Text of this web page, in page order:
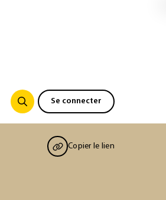
Se connecter
Copier le lien